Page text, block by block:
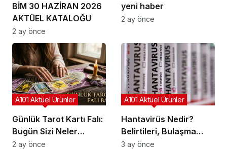
BİM 30 HAZİRAN 2026
AKTÜEL KATALOĞU
2 ay önce
yeni haber
2 ay önce
Günlük Tarot Kartı Falı:
Bugün Sizi Neler
Bekliyor?
A101 Aktüel Ürünler
2 ay önce
Hantavirüs Nedir?
Belirtileri, Bulaşma
Yolları ve Korunma
A101 Aktüel Ürünler
3 ay önce